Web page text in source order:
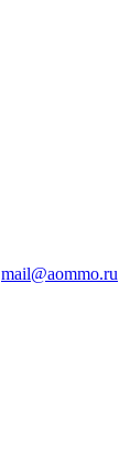
mail@aommo.ru